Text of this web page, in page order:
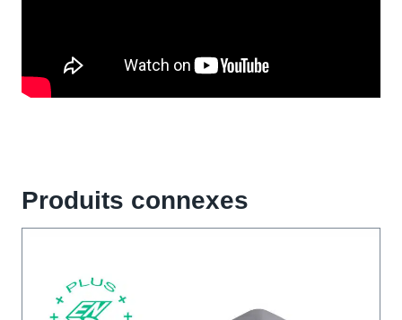
Produits connexes